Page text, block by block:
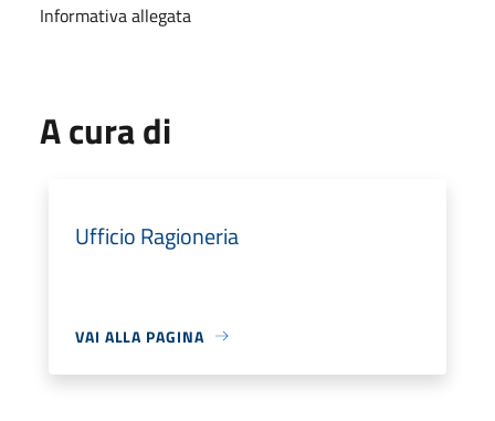
Informativa allegata
A cura di
Ufficio Ragioneria
VAI ALLA PAGINA